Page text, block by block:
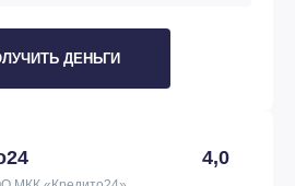
ДЕНЬГИ
4,0